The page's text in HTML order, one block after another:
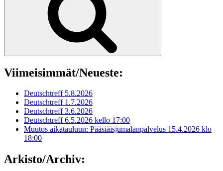
Viimeisimmät/Neueste:
Deutschtreff 5.8.2026
Deutschtreff 1.7.2026
Deutschtreff 3.6.2026
Deutschtreff 6.5.2026 kello 17:00
Muutos aikatauluun: Pääsiäisjumalanpalvelus 15.4.2026 klo
18:00
Arkisto/Archiv: